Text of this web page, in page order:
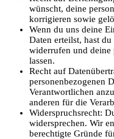
wünscht, deine
korrigieren sowie
Wenn du uns deine
Daten erteilst, hast
widerrufen und deine
lassen.
Recht auf
personenbezogenen
Verantwortlichen
anderen für die
Widerspruchsrecht:
widersprechen. Wir
berechtigte Gründe